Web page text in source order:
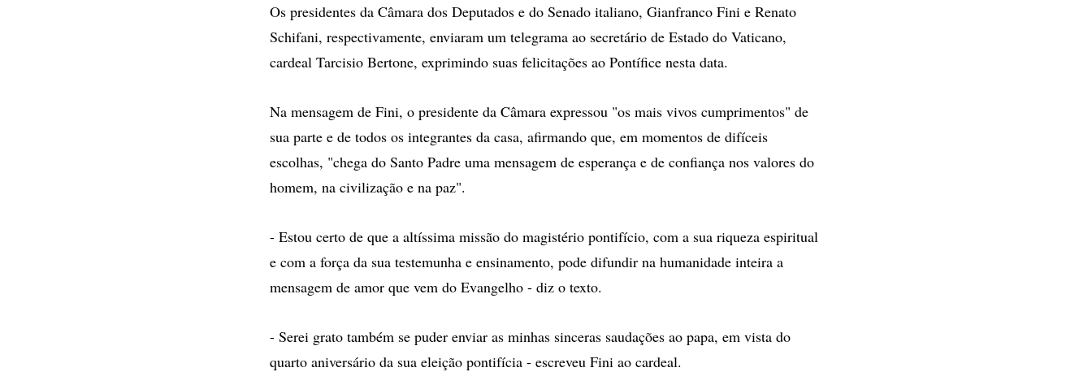
Os presidentes da Câmara dos Deputados e do Senado italiano, Gianfranco Fini e Renato
Schifani, respectivamente, enviaram um telegrama ao secretário de Estado do Vaticano,
cardeal Tarcisio Bertone, exprimindo suas felicitações ao Pontífice nesta data.
Na mensagem de Fini, o presidente da Câmara expressou "os mais vivos cumprimentos" de
sua parte e de todos os integrantes da casa, afirmando que, em momentos de difíceis
escolhas, "chega do Santo Padre uma mensagem de esperança e de confiança nos valores do
homem, na civilização e na paz".
- Estou certo de que a altíssima missão do magistério pontifício, com a sua riqueza espiritual
e com a força da sua testemunha e ensinamento, pode difundir na humanidade inteira a
mensagem de amor que vem do Evangelho - diz o texto.
- Serei grato também se puder enviar as minhas sinceras saudações ao papa, em vista do
quarto aniversário da sua eleição pontifícia - escreveu Fini ao cardeal.